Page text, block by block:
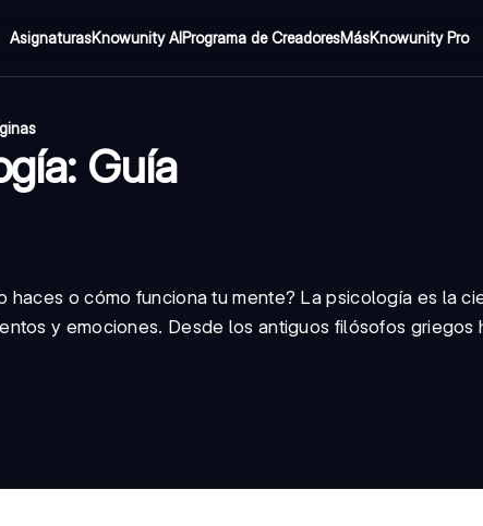
AsignaturasKnowunity AIPrograma de CreadoresMásKnowunity Pro
Guía
o cómo funciona tu mente? La psicología es la
y emociones. Desde los antiguos filósofos griegos